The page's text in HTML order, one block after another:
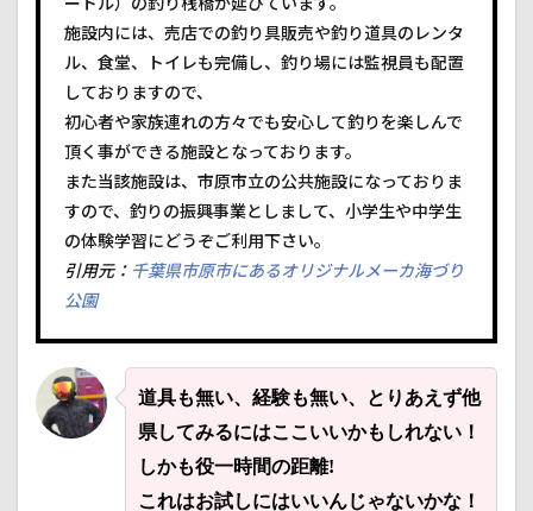
施設内には、売店での釣り具販売や釣り道具のレンタ
ル、食堂、トイレも完備し、釣り場には監視員も配置
しておりますので、
初心者や家族連れの方々でも安心して釣りを楽しんで
頂く事ができる施設となっております。
また当該施設は、市原市立の公共施設になっておりま
すので、釣りの振興事業としまして、小学生や中学生
の体験学習にどうぞご利用下さい。
引用元： 千葉県市原市にあるオリジナルメーカ海づり
公園
道具も無い、経験も無い、とりあえず他
県してみるにはここいいかもしれない！
しかも役一時間の距離!
これはお試しにはいいんじゃないかな！